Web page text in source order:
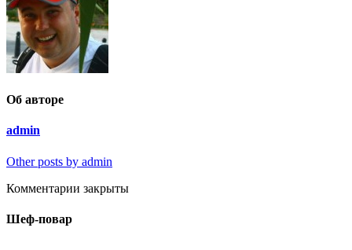
Об авторе
admin
Other posts by admin
Комментарии закрыты
Шеф-повар